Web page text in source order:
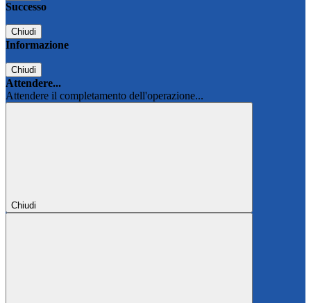
Successo
Chiudi
Informazione
Chiudi
Attendere...
Attendere il completamento dell'operazione...
Chiudi